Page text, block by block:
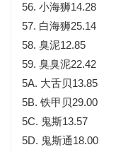
56. 小海狮14.28
57. 白海狮25.14
58. 臭泥12.85
59. 臭臭泥22.42
5A. 大舌贝13.85
5B. 铁甲贝29.00
5C. 鬼斯13.57
5D. 鬼斯通18.00